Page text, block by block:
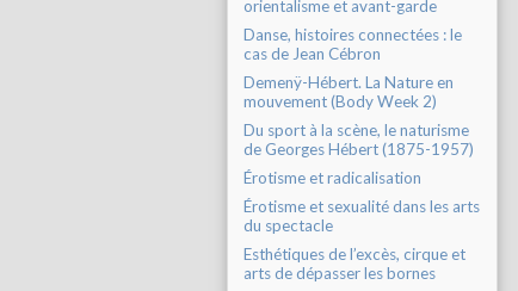
orientalisme et avant-garde
Danse, histoires connectées : le
cas de Jean Cébron
Demenÿ-Hébert. La Nature en
mouvement (Body Week 2)
Du sport à la scène, le naturisme
de Georges Hébert (1875-1957)
Érotisme et radicalisation
Érotisme et sexualité dans les arts
du spectacle
Esthétiques de l’excès, cirque et
arts de dépasser les bornes